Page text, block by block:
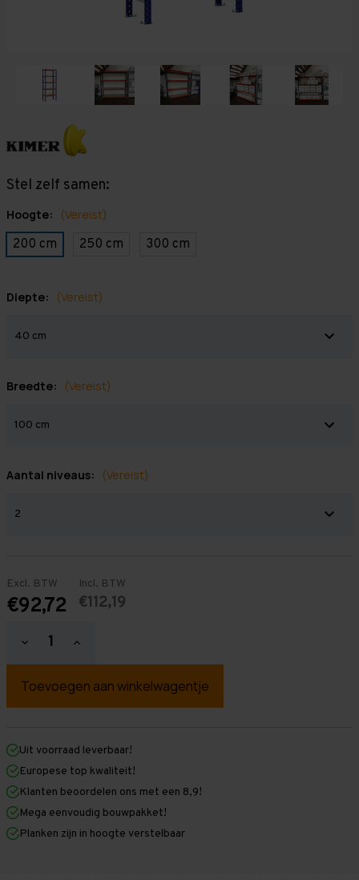
Stel zelf samen:
Hoogte: (Vereist)
200 cm 250 cm 300 cm
Diepte: (Vereist)
Breedte: (Vereist)
Aantal niveaus: (Vereist)
Excl. BTW
€92,72
Incl. BTW
€112,19
Hoeveelheid
verlagen
Grote
stellingkast
van
Alle
maten
-
Verstelbare
Hoeveelheid
verhogen
Grote
van
Alle
maten
-
Verstelbare
Uit voorraad leverbaar!
Europese top kwaliteit!
Klanten beoordelen ons met een 8,9!
Mega eenvoudig bouwpakket!
Planken zijn in hoogte verstelbaar